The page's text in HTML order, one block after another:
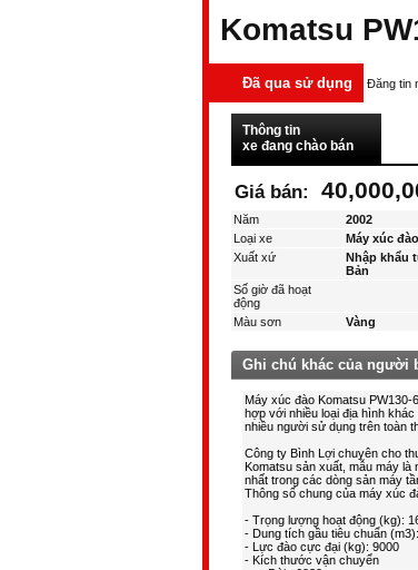
Komatsu
Đã qua sử dụng Đăng tin
Thông tin
xe đang chào bán
Giá bán:
Năm
2002
Loại xe
Máy xúc đào
Xuất xứ
Nhập khẩu
Bản
Số giờ đã hoạt
động
Màu sơn
Vàng
Ghi chú khác của người